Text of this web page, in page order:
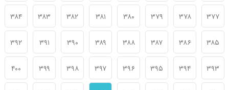
۳۷۷ ۳۷۸ ۳۷۹ ۳۸۰ ۳۸۱ ۳۸۲ ۳۸۳ ۳۸۴
۳۸۵ ۳۸۶ ۳۸۷ ۳۸۸ ۳۸۹ ۳۹۰ ۳۹۱ ۳۹۲
۳۹۳ ۳۹۴ ۳۹۵ ۳۹۶ ۳۹۷ ۳۹۸ ۳۹۹ ۴۰۰